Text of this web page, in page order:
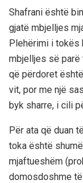
Shafrani është
gjatë mbjelljes
Plehërimi i tokës
mbjelljes së parë
që përdoret
vit, por me një
byk sharre, i cili
Për ata që duan
toka është
mjaftueshëm
domosdoshme